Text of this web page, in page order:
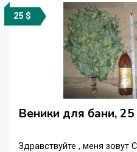
25 $
Веники для бани, 25
Здравствуйте , меня зовут